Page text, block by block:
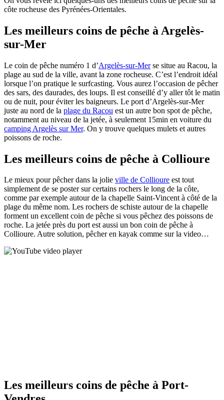
côte rocheuse des Pyrénées-Orientales.
Les meilleurs coins de pêche à Argelès-
sur-Mer
Le coin de pêche numéro 1 d’Argelès-sur-Merse situe au Racou, la
plage au sud de la ville, avant la zone rocheuse. C’est l’endroit idéal
lorsque l’on pratique le surfcasting. Vous aurez l’occasion de pêcher
des sars, des daurades, des loups. Il est conseillé d’y aller tôt le matin
ou de nuit, pour éviter les baigneurs. Le port d’Argelès-sur-Mer
juste au nord de la plage du Racou est un autre bon spot de pêche,
notamment au niveau de la jetée, à seulement 15min en voiture du
camping Argelès sur Mer. On y trouve quelques mulets et autres
poissons de roche.
Les meilleurs coins de pêche à Collioure
Le mieux pour pêcher dans la jolie ville de Collioure est tout
simplement de se poster sur certains rochers le long de la côte,
comme par exemple autour de la chapelle Saint-Vincent à côté de la
plage du même nom. Les rochers de schiste autour de la chapelle
forment un excellent coin de pêche si vous pêchez des poissons de
roche. La jetée près du port est aussi un bon coin de pêche à
Collioure. Autre solution, pêcher en kayak comme sur la video…
Les meilleurs coins de pêche à Port-